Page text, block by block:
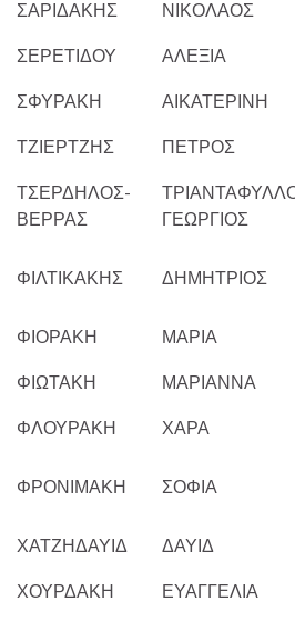
ΣΑΡΙΔΑΚΗΣ ΝΙΚΟΛΑΟΣ
ΣΕΡΕΤΙΔΟΥ ΑΛΕΞΙΑ
ΣΦΥΡΑΚΗ ΑΙΚΑΤΕΡΙΝΗ
ΤΖΙΕΡΤΖΗΣ ΠΕΤΡΟΣ
ΤΣΕΡΔΗΛΟΣ-
ΒΕΡΡΑΣ
ΓΕΩΡΓΙΟΣ
ΦΙΛΤΙΚΑΚΗΣ ΔΗΜΗΤΡΙΟΣ
ΦΙΟΡΑΚΗ ΜΑΡΙΑ
ΦΙΩΤΑΚΗ ΜΑΡΙΑΝΝΑ
ΦΛΟΥΡΑΚΗ ΧΑΡΑ
ΦΡΟΝΙΜΑΚΗ ΣΟΦΙΑ
ΧΑΤΖΗΔΑΥΙΔ ΔΑΥΙΔ
ΧΟΥΡΔΑΚΗ ΕΥΑΓΓΕΛΙΑ